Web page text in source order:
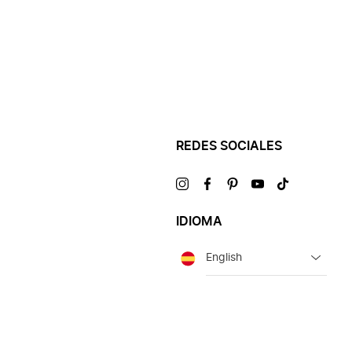
REDES SOCIALES
VisítanosVisítanosVisítanosVisítanosVisítanos
IDIOMA
Idioma